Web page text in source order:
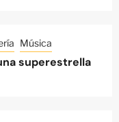
Música
superestrella